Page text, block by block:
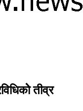
तीव्र